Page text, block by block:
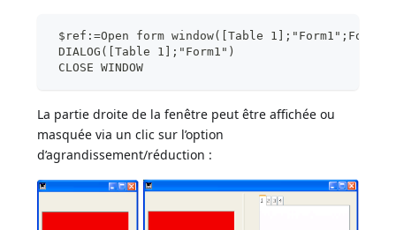
$ref:=Open form window([Table
DIALOG([Table 1];"Form1")
CLOSE WINDOW
La partie droite de la fenêtre peut être affichée ou
masquée via un clic sur l’option
d’agrandissement/réduction :